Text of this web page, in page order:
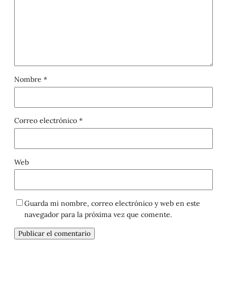
Nombre *
Correo electrónico *
Web
Guarda mi nombre, correo electrónico y web en este
navegador para la próxima vez que comente.